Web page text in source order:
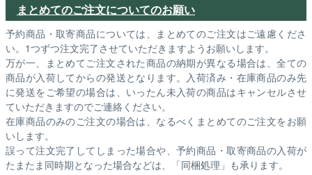
まとめてのご注文についてのお願い
予約商品・取寄商品については、まとめてのご注文はご遠慮くださ
い。1つずつ注文完了させていただきますようお願いします。
万が一、まとめてご注文された商品の納期が異なる場合は、全ての
商品が入荷してからの発送となります。入荷済み・在庫商品のみ先
に発送をご希望の場合は、いったん未入荷の商品はキャンセルさせ
ていただきますのでご連絡ください。
在庫商品のみのご注文の場合は、なるべくまとめてのご注文をお願
いします。
誤って注文完了してしまった場合や、予約商品・取寄商品の入荷が
たまたま同時期となった場合などは、「同梱処理」も承ります。